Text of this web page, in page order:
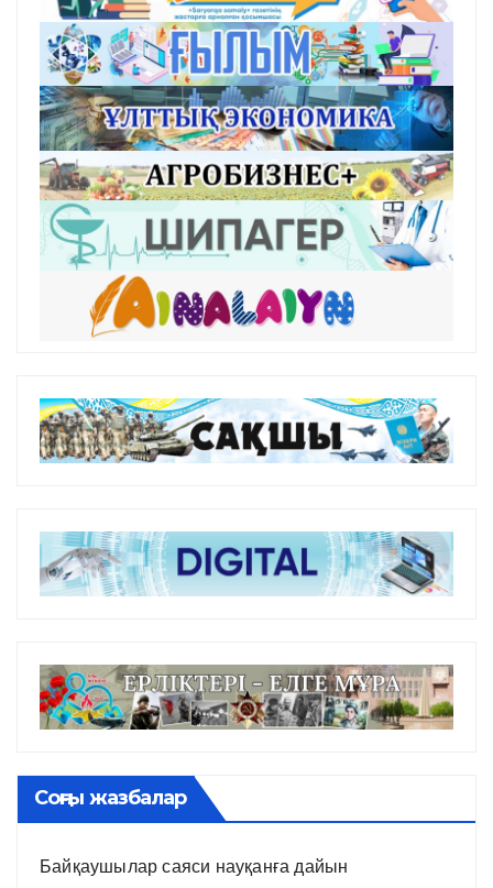
Соңғы жазбалар
Байқаушылар саяси науқанға дайын